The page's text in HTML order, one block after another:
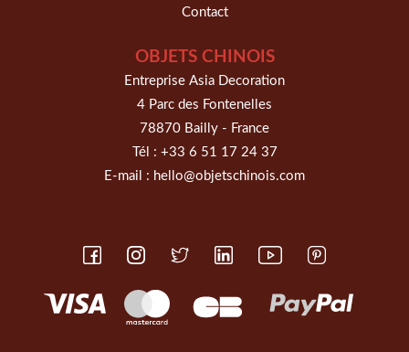
Contact
OBJETS CHINOIS
Entreprise Asia Decoration
4 Parc des Fontenelles
78870 Bailly - France
Tél : +33 6 51 17 24 37
E-mail : hello@objetschinois.com